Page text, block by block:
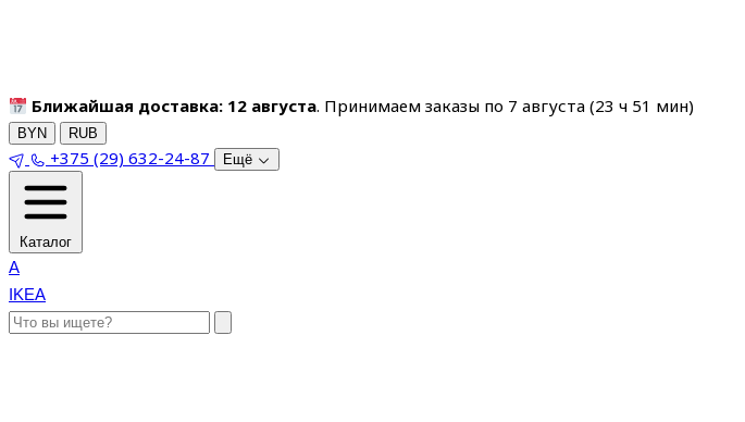
Ближайшая доставка: 12 августа. Принимаем заказы по 7 августа (23 ч 51 мин)
BYN RUB
+375 (29) 632-24-87 Ещё
Каталог
A
IKEA